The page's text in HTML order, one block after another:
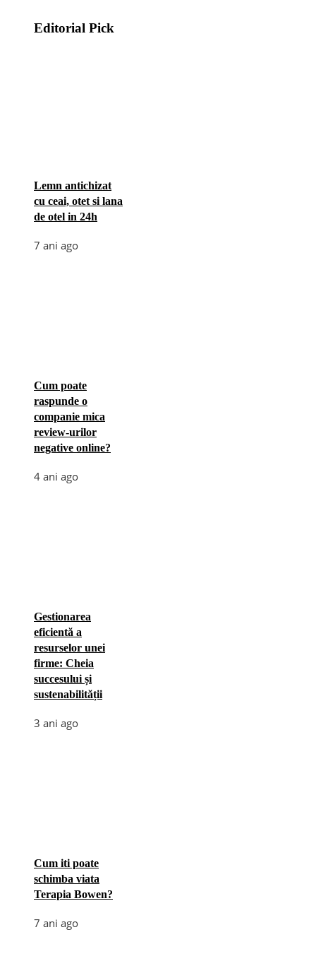
Editorial Pick
Lemn antichizat
cu ceai, otet si lana
de otel in 24h
7 ani ago
Cum poate
raspunde o
companie mica
review-urilor
negative online?
4 ani ago
Gestionarea
eficientă a
resurselor unei
firme: Cheia
succesului și
sustenabilității
3 ani ago
Cum iti poate
schimba viata
Terapia Bowen?
7 ani ago